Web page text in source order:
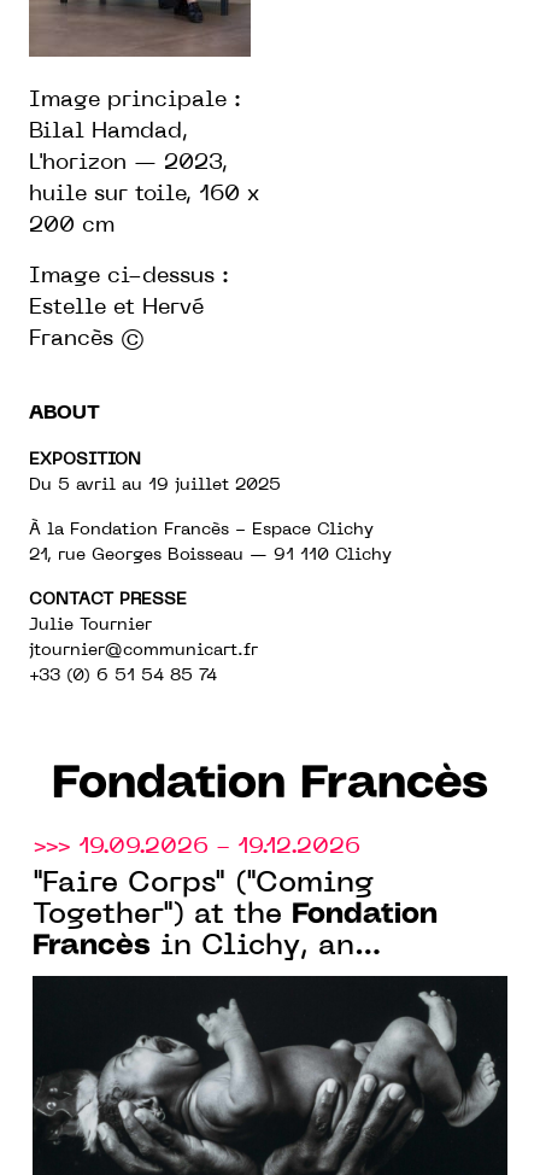
Image principale :
Bilal Hamdad,
L'horizon — 2023,
huile sur toile, 160 x
200 cm
Image ci-dessus :
Estelle et Hervé
Francès ©
ABOUT
EXPOSITION
Du 5 avril au 19 juillet 2025
À la Fondation Francès - Espace Clichy
21, rue Georges Boisseau — 91 110 Clichy
CONTACT PRESSE
Julie Tournier
jtournier@communicart.fr
+33 (0) 6 51 54 85 74
Fondation Francès
>>> 19.09.2026 - 19.12.2026
"Faire Corps" ("Coming
Together") at the
Fondation
Francès in Clichy, an
exhibition officially labeled as
part of the Bicentennial of
Photography, from September
17 to December 19, 2026